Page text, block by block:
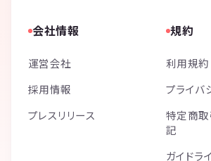
会社情報
運営会社
採用情報
プレスリリース
規約
利用規約
プライバ
特定商取
記
ガイドラ